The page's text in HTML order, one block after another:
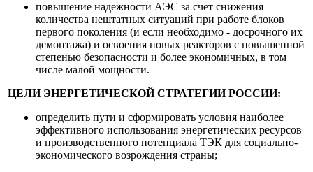
повышение надежности АЭС за счет снижения
количества нештатных ситуаций при работе блоков
первого поколения (и если необходимо - досрочного их
демонтажа) и освоения новых реакторов с повышенной
степенью безопасности и более экономичных, в том
числе малой мощности.
ЦЕЛИ ЭНЕРГЕТИЧЕСКОЙ СТРАТЕГИИ РОССИИ:
определить пути и сформировать условия наиболее
эффективного использования энергетических ресурсов
и производственного потенциала ТЭК для социально-
экономического возрождения страны;